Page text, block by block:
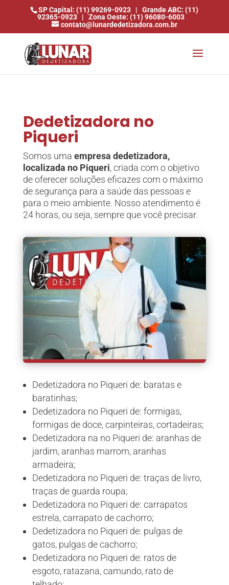
SP Capital: (11) 99269-0923 |Grande ABC: (11)
92365-0923|Zona Oeste: (11) 96080-6003
contato@lunardedetizadora.com.br
Dedetizadora no
Piqueri
Somos uma empresa dedetizadora,
localizada no Piqueri, criada com o objetivo
de oferecer soluções eficazes com o máximo
de segurança para a saúde das pessoas e
para o meio ambiente. Nosso atendimento é
24 horas, ou seja, sempre que você precisar.
Dedetizadora no Piqueri de: baratas e
baratinhas;
Dedetizadora no Piqueri de: formigas,
formigas de doce, carpinteiras, cortadeiras;
Dedetizadora na no Piqueri de: aranhas de
jardim, aranhas marrom, aranhas
armadeira;
Dedetizadora no Piqueri de: traças de livro,
traças de guarda roupa;
Dedetizadora no Piqueri de: carrapatos
estrela, carrapato de cachorro;
Dedetizadora no Piqueri de: pulgas de
gatos, pulgas de cachorro;
Dedetizadora no Piqueri de: ratos de
esgoto, ratazana, camundo, rato de